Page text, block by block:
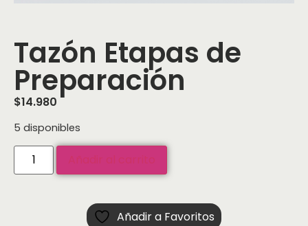
Tazón Etapas de
Preparación
$14.980
5 disponibles
Añadir a Favoritos